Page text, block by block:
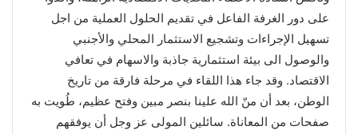
على دور الغرفة الفاعل في تقديم الحلول العملية من اجل
تسهيل الإجراءات وتشجيع الاستثمار المحلي والأجنبي
والوصول الى بيئة استثمارية جاذبة والاسهام في تعافي
الاقتصاد. وقد جاء هذا اللقاء في مرحلة فارقة من تاريخ
الوطن، بعد أن منّ الله علينا بنصر مبين وفتح عظيم، طُويت به
صفحات من المعاناة. سائلين المولى عز وجل أن يوفقهم